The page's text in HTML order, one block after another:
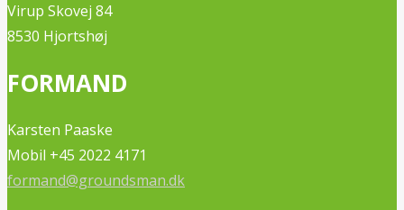
Virup Skovej 84
8530 Hjortshøj
FORMAND
Karsten Paaske
Mobil +45 2022 4171
formand@groundsman.dk